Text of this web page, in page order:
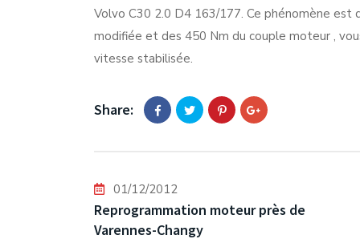
Volvo C30 2.0 D4 163/177. Ce phénomène
modifiée et des 450 Nm du couple moteur ,
vitesse stabilisée.
Share:
01/12/2012
Reprogrammation moteur près de
Varennes-Changy